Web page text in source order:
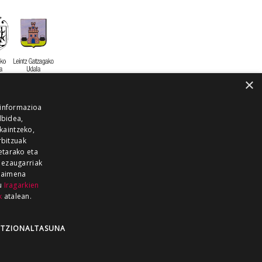
GUKA
GUKA ZUMAIA GUKA
×
eta
Iragarkien
atalean.